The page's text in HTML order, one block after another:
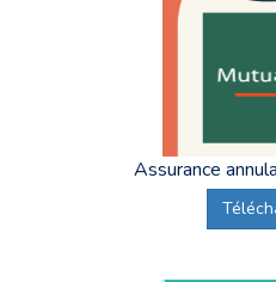
Assurance